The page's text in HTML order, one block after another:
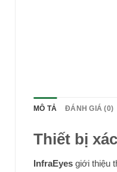
MÔ TẢ ĐÁNH GIÁ (0)
Thiết bị
InfraEyes giới thiệu